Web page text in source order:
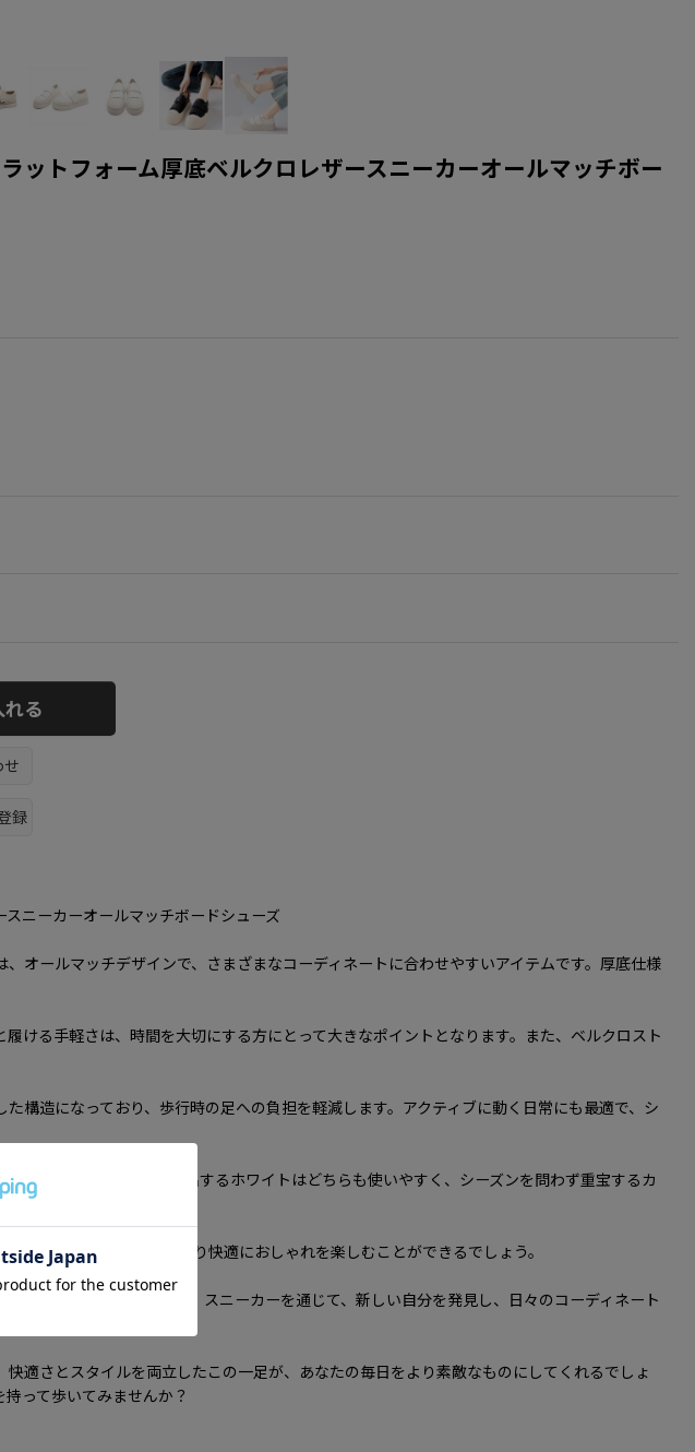
トフォーム厚底ベルクロレザースニーカーオールマッチボー
れる
せ
録
ニーカーオールマッチボードシューズ
オールマッチデザインで、さまざまなコーディネートに合わせやすいアイテムです。厚底仕様
ける手軽さは、時間を大切にする方にとって大きなポイントとなります。また、ベルクロスト
構造になっており、歩行時の足への負担を軽減します。アクティブに動く日常にも最適で、シ
ラックと、明るさを演出するホワイトはどちらも使いやすく、シーズンを問わず重宝するカ
サイズを選ぶことで、より快適におしゃれを楽しむことができるでしょう。
ナーとなるアイテムです。スニーカーを通じて、新しい自分を発見し、日々のコーディネート
がります。
適さとスタイルを両立したこの一足が、あなたの毎日をより素敵なものにしてくれるでしょ
って歩いてみませんか？